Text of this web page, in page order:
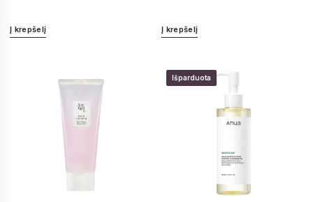
Į krepšelį Į krepšelį
Išparduota